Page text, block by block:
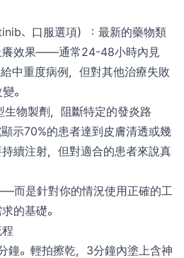
、口服選項）：最新的藥物類
癢效果——通常24-48小時內見
中重度病例，但對其他治療失敗
。
生物製劑，阻斷特定的發炎路
示70%的患者達到皮膚清透或幾
續注射，但對適合的患者來說真
而是針對你的情況使用正確的工
的基礎。
鐘。輕拍擦乾，3分鐘內塗上含神